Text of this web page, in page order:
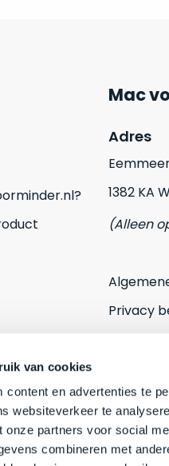
van cookies
content en advertenties te
websiteverkeer te
onze partners voor social
combineren met
Mac
Adres
1382 KA
(Alleen
Privacy